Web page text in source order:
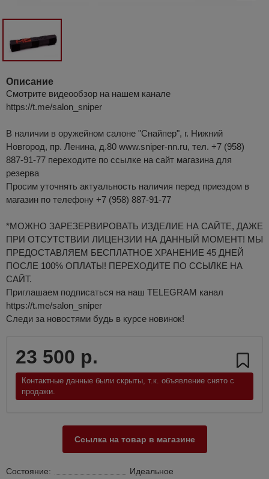
Описание
Смотрите видеообзор на нашем канале
https://t.me/salon_sniper
В наличии в оружейном салоне "Снайпер", г. Нижний
Новгород, пр. Ленина, д.80 www.sniper-nn.ru, тел. +7 (958)
887-91-77 переходите по ссылке на сайт магазина для
резерва
Просим уточнять актуальность наличия перед приездом в
магазин по телефону +7 (958) 887-91-77
*МОЖНО ЗАРЕЗЕРВИРОВАТЬ ИЗДЕЛИЕ НА САЙТЕ, ДАЖЕ
ПРИ ОТСУТСТВИИ ЛИЦЕНЗИИ НА ДАННЫЙ МОМЕНТ! МЫ
ПРЕДОСТАВЛЯЕМ БЕСПЛАТНОЕ ХРАНЕНИЕ 45 ДНЕЙ
ПОСЛЕ 100% ОПЛАТЫ! ПЕРЕХОДИТЕ ПО ССЫЛКЕ НА
САЙТ.
Приглашаем подписаться на наш TELEGRAM канал
https://t.me/salon_sniper
Следи за новостями будь в курсе новинок!
23 500 р.
Контактные данные были скрыты, т.к. объявление снято с
продажи.
Ссылка на товар в магазине
Состояние: Идеальное